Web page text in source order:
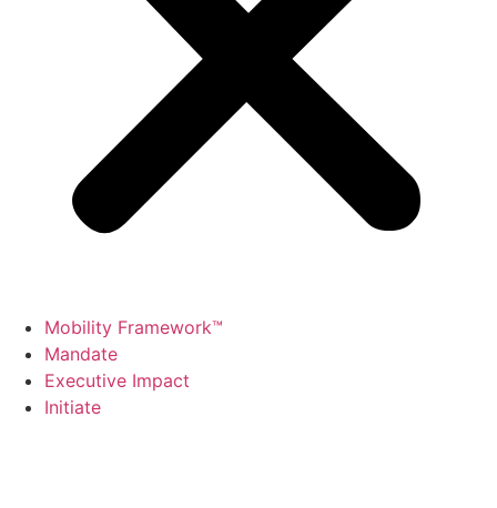
Mobility Framework™
Mandate
Executive Impact
Initiate